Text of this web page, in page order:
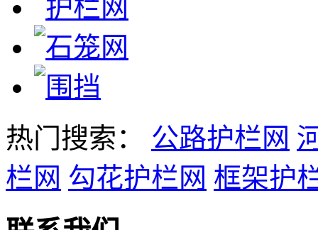
热门搜索： 公路护栏网
栏网 勾花护栏网 框架护